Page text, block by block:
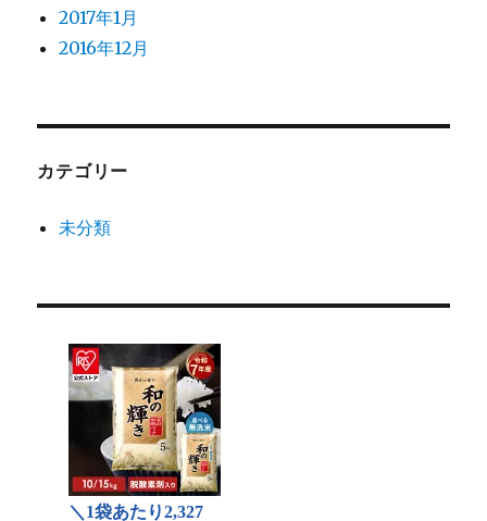
2017年1月
2016年12月
カテゴリー
未分類